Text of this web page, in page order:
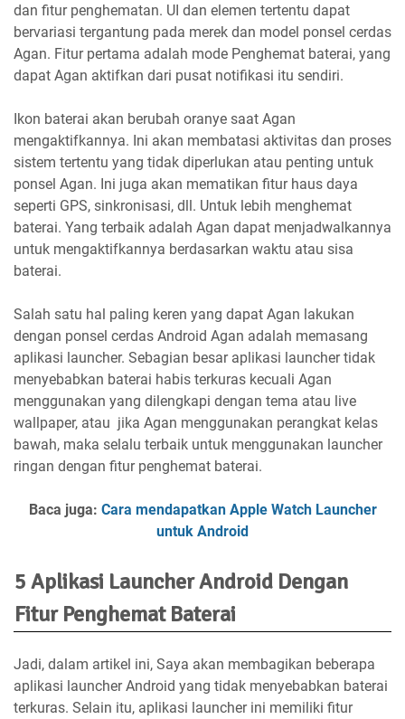
dan fitur penghematan. UI dan elemen tertentu dapat
bervariasi tergantung pada merek dan model ponsel cerdas
Agan. Fitur pertama adalah mode Penghemat baterai, yang
dapat Agan aktifkan dari pusat notifikasi itu sendiri.
Ikon baterai akan berubah oranye saat Agan
mengaktifkannya. Ini akan membatasi aktivitas dan proses
sistem tertentu yang tidak diperlukan atau penting untuk
ponsel Agan. Ini juga akan mematikan fitur haus daya
seperti GPS, sinkronisasi, dll. Untuk lebih menghemat
baterai. Yang terbaik adalah Agan dapat menjadwalkannya
untuk mengaktifkannya berdasarkan waktu atau sisa
baterai.
Salah satu hal paling keren yang dapat Agan lakukan
dengan ponsel cerdas Android Agan adalah memasang
aplikasi launcher. Sebagian besar aplikasi launcher tidak
menyebabkan baterai habis terkuras kecuali Agan
menggunakan yang dilengkapi dengan tema atau live
wallpaper, atau jika Agan menggunakan perangkat kelas
bawah, maka selalu terbaik untuk menggunakan launcher
ringan dengan fitur penghemat baterai.
Baca juga: Cara mendapatkan Apple Watch Launcher
untuk Android
5 Aplikasi Launcher Android Dengan
Fitur Penghemat Baterai
Jadi, dalam artikel ini, Saya akan membagikan beberapa
aplikasi launcher Android yang tidak menyebabkan baterai
terkuras. Selain itu, aplikasi launcher ini memiliki fitur